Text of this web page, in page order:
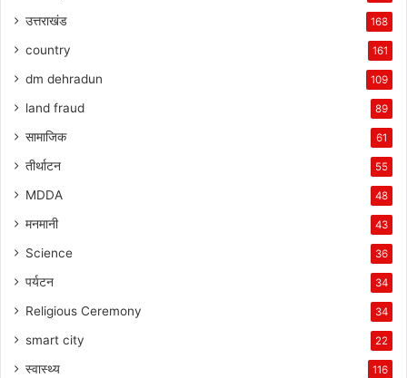
उत्तराखंड 168
country 161
dm dehradun 109
land fraud 89
सामाजिक 61
तीर्थाटन 55
MDDA 48
मनमानी 43
Science 36
पर्यटन 34
Religious Ceremony 34
smart city 22
स्वास्थ्य 116